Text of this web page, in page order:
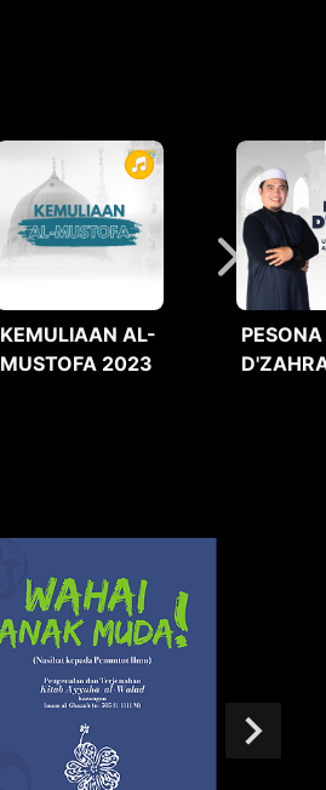
KEMULIAAN AL-
MUSTOFA 2023
PESONA